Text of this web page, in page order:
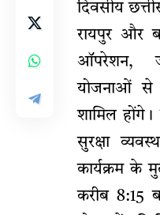
दिवसीय
रायपुर और
ऑपरेशन,
योजनाओं से
शामिल
सुरक्षा
कार्यक्रम के
करीब 8:15